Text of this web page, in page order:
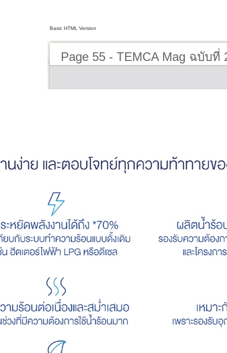
Basic HTML Version
Page 55 - TEMCA Mag ฉบับที่